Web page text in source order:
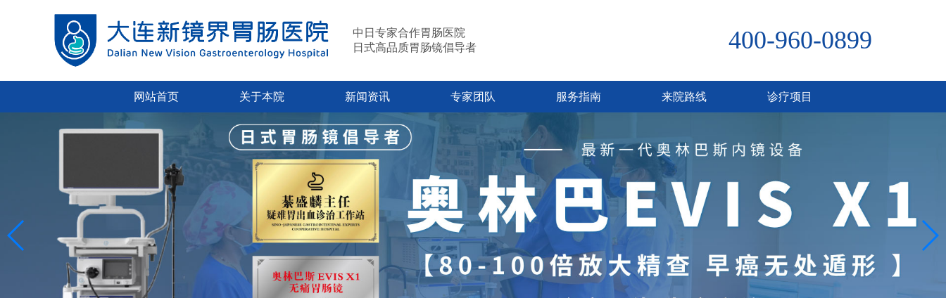
中日专家合作胃肠医院
日式高品质胃肠镜倡导者
400-960-0899
网站首页 关于本院 新闻资讯 专家团队 服务指南 来院路线 诊疗项目
胃肠科